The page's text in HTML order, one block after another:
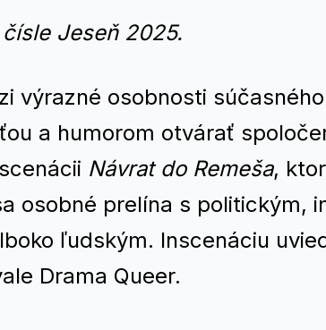
Jeseň 2025.
výrazné osobnosti
a humorom otvárať
Návrat do Remeša,
osobné prelína s politickým,
ľudským. Inscenáciu
Drama Queer.